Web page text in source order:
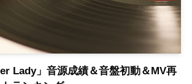
Lady」音源成績＆音盤初動＆MV再